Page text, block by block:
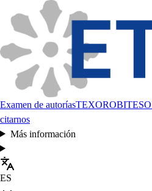
Examen de autoríasTEXOROBITESO
citarnos
Más información
ES